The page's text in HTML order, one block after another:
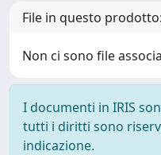
File in questo prodotto:
Non ci sono file
I documenti in IRIS
tutti i diritti sono
indicazione.